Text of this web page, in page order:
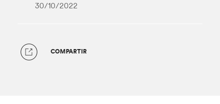
30/10/2022
COMPARTIR